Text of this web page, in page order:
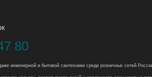
80
инженерной и бытовой сантехники среди розничных сетей